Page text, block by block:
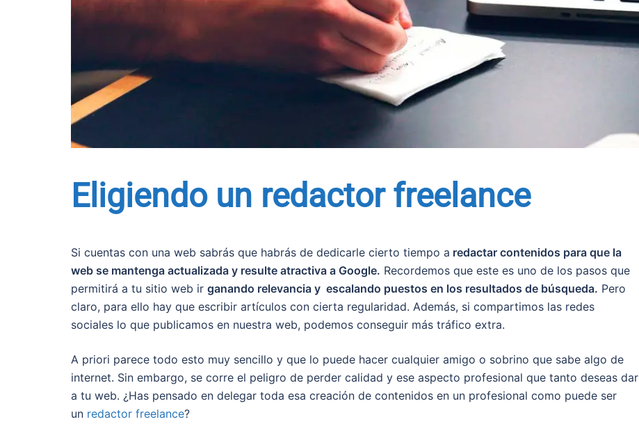
Eligiendo un redactor freelance
Si cuentas con una web sabrás que habrás de dedicarle cierto tiempo a redactar contenidos para que la
web se mantenga actualizada y resulte atractiva a Google. Recordemos que este es uno de los pasos que
permitirá a tu sitio web ir ganando relevancia y escalando puestos en los resultados de búsqueda. Pero
claro, para ello hay que escribir artículos con cierta regularidad. Además, si compartimos las redes
sociales lo que publicamos en nuestra web, podemos conseguir más tráfico extra.
A priori parece todo esto muy sencillo y que lo puede hacer cualquier amigo o sobrino que sabe algo de
internet. Sin embargo, se corre el peligro de perder calidad y ese aspecto profesional que tanto deseas dar
a tu web. ¿Has pensado en delegar toda esa creación de contenidos en un profesional como puede ser
un redactor freelance?